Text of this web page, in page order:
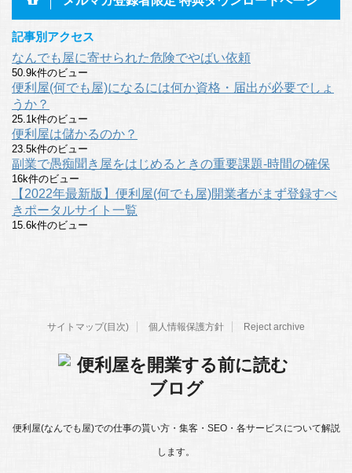
記事別アクセス
なんでも屋に寄せられた危険でやばい依頼
50.9k件のビュー
便利屋(何でも屋)になるには何か資格・届出が必要でしょ
うか？
25.1k件のビュー
便利屋は儲かるのか？
23.5k件のビュー
副業で愚痴聞き屋をはじめるときの重要課題-時間の確保
16k件のビュー
【2022年最新版】便利屋(何でも屋)開業者がまず登録すべ
きポータルサイト一覧
15.6k件のビュー
サイトマップ(目次) 個人情報保護方針 Reject archive
便利屋(なんでも屋)での仕事の貰い方・集客・SEO・各サービスについて解説
します。